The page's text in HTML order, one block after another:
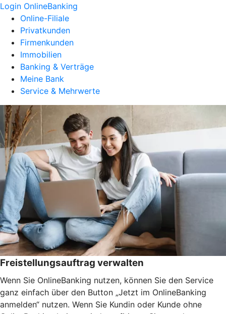
Login OnlineBanking
Online-Filiale
Privatkunden
Firmenkunden
Immobilien
Banking & Verträge
Meine Bank
Service & Mehrwerte
Freistellungsauftrag verwalten
Wenn Sie OnlineBanking nutzen, können Sie den Service
ganz einfach über den Button „Jetzt im OnlineBanking
anmelden“ nutzen. Wenn Sie Kundin oder Kunde ohne